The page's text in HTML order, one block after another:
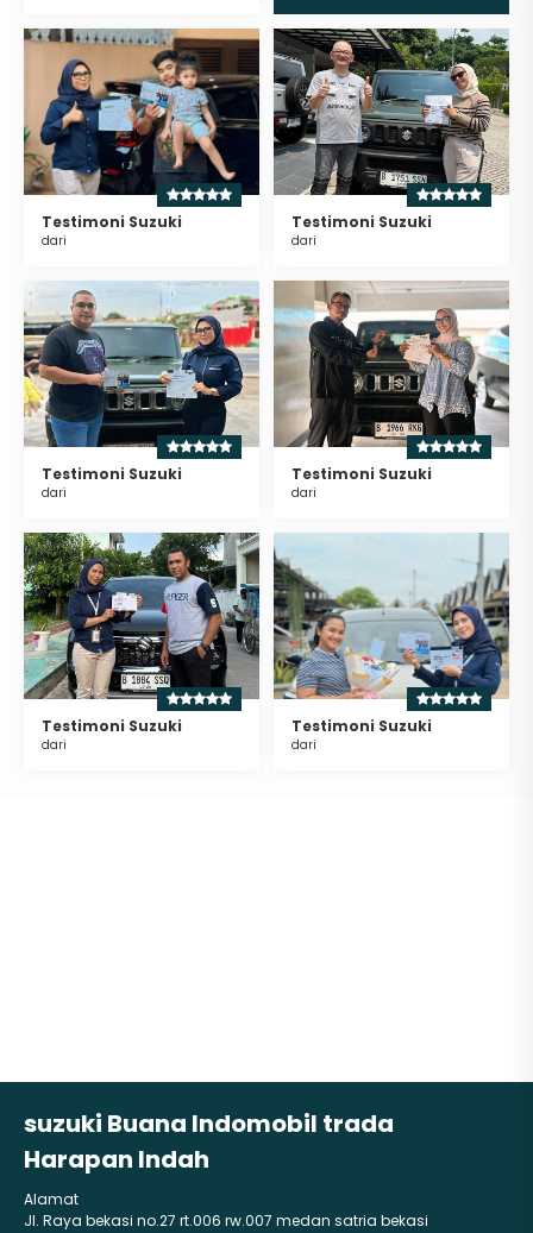
Testimoni Suzuki
dari
Testimoni Suzuki
dari
Testimoni Suzuki
dari
Testimoni Suzuki
dari
Testimoni Suzuki
dari
Testimoni Suzuki
dari
suzuki Buana Indomobil trada
Harapan Indah
Alamat
Jl. Raya bekasi no.27 rt.006 rw.007 medan satria bekasi